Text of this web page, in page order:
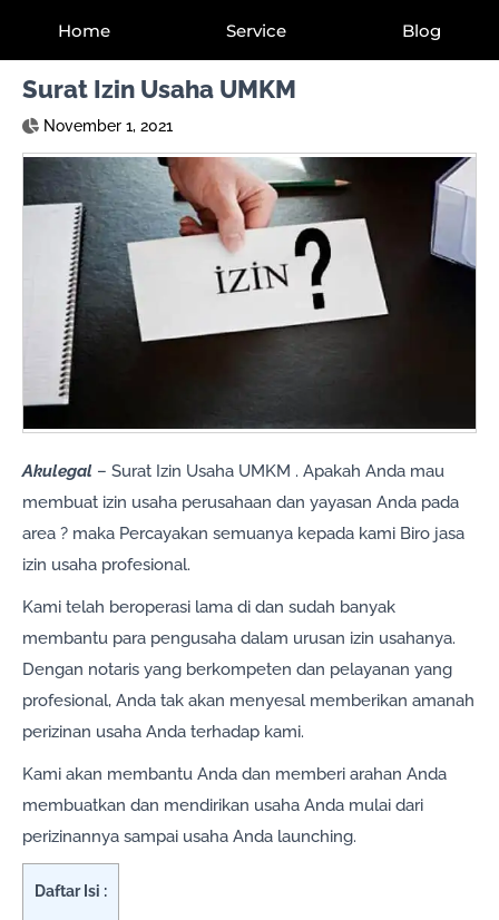
Home Service Blog
Surat Izin Usaha UMKM
November 1, 2021
Akulegal – Surat Izin Usaha UMKM . Apakah Anda mau
membuat izin usaha perusahaan dan yayasan Anda pada
area ? maka Percayakan semuanya kepada kami Biro jasa
izin usaha profesional.
Kami telah beroperasi lama di dan sudah banyak
membantu para pengusaha dalam urusan izin usahanya.
Dengan notaris yang berkompeten dan pelayanan yang
profesional, Anda tak akan menyesal memberikan amanah
perizinan usaha Anda terhadap kami.
Kami akan membantu Anda dan memberi arahan Anda
membuatkan dan mendirikan usaha Anda mulai dari
perizinannya sampai usaha Anda launching.
Daftar Isi :